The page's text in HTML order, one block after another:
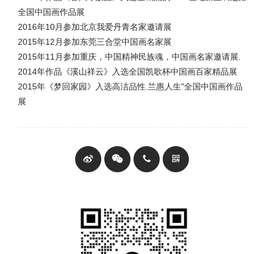
全国中国画作品展
2016年10月参加北京我爱丹青名家邀请展
2015年12月参加东莞三合堂中国画名家展
2015年11月参加重庆，中国精神民族魂，中国画名家邀请展.
2014年作品《溪山祥云》入选全国凯歌杯中国画百家精品展
2015年《梦回家园》入选高洁品性.兰惠人生"全国中国画作品
展